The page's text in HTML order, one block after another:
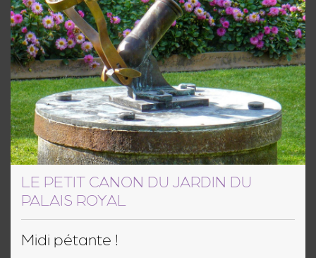
LE PETIT CANON DU JARDIN DU
PALAIS ROYAL
Midi pétante !